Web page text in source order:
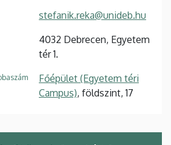
stefanik.reka@unideb.hu
4032 Debrecen, Egyetem
tér 1.
Főépület (Egyetem téri
Campus), földszint, 17